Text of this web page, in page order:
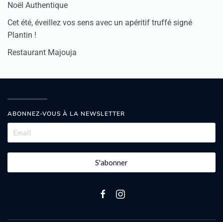
Noël Authentique
Cet été, éveillez vos sens avec un apéritif truffé signé
Plantin !
Restaurant Majouja
ABONNEZ-VOUS À LA NEWSLETTER
S'abonner